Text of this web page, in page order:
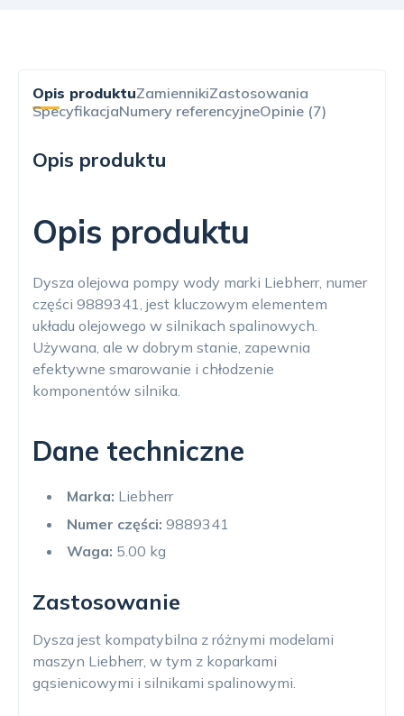
Opis produktuZamiennikiZastosowania
SpecyfikacjaNumery referencyjneOpinie (7)
Opis produktu
Opis produktu
Dysza olejowa pompy wody marki Liebherr, numer
części 9889341, jest kluczowym elementem
układu olejowego w silnikach spalinowych.
Używana, ale w dobrym stanie, zapewnia
efektywne smarowanie i chłodzenie
komponentów silnika.
Dane techniczne
Marka: Liebherr
Numer części: 9889341
Waga: 5.00 kg
Zastosowanie
Dysza jest kompatybilna z różnymi modelami
maszyn Liebherr, w tym z koparkami
gąsienicowymi i silnikami spalinowymi.